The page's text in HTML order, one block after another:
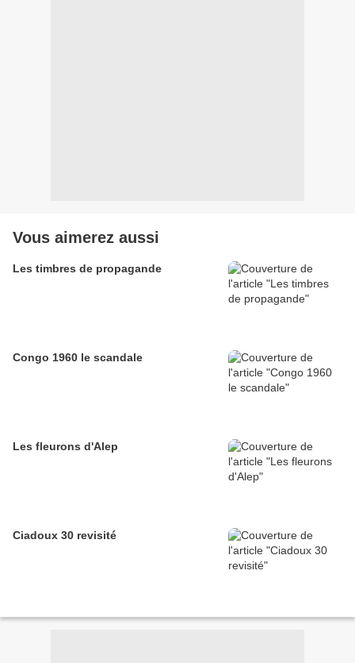
Vous aimerez aussi
Les timbres de propagande
Congo 1960 le scandale
Les fleurons d'Alep
Ciadoux 30 revisité